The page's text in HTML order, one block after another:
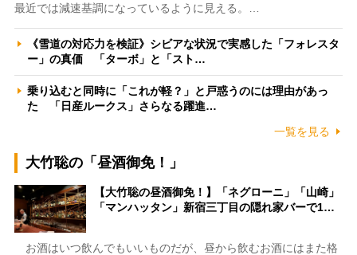
最近では減速基調になっているように見える。…
《雪道の対応力を検証》シビアな状況で実感した「フォレスタ
ー」の真価 「ターボ」と「スト…
乗り込むと同時に「これが軽？」と戸惑うのには理由があっ
た 「日産ルークス」さらなる躍進…
一覧を見る
大竹聡の「昼酒御免！」
【大竹聡の昼酒御免！】「ネグローニ」「山崎」
「マンハッタン」新宿三丁目の隠れ家バーで1…
お酒はいつ飲んでもいいものだが、昼から飲むお酒にはまた格